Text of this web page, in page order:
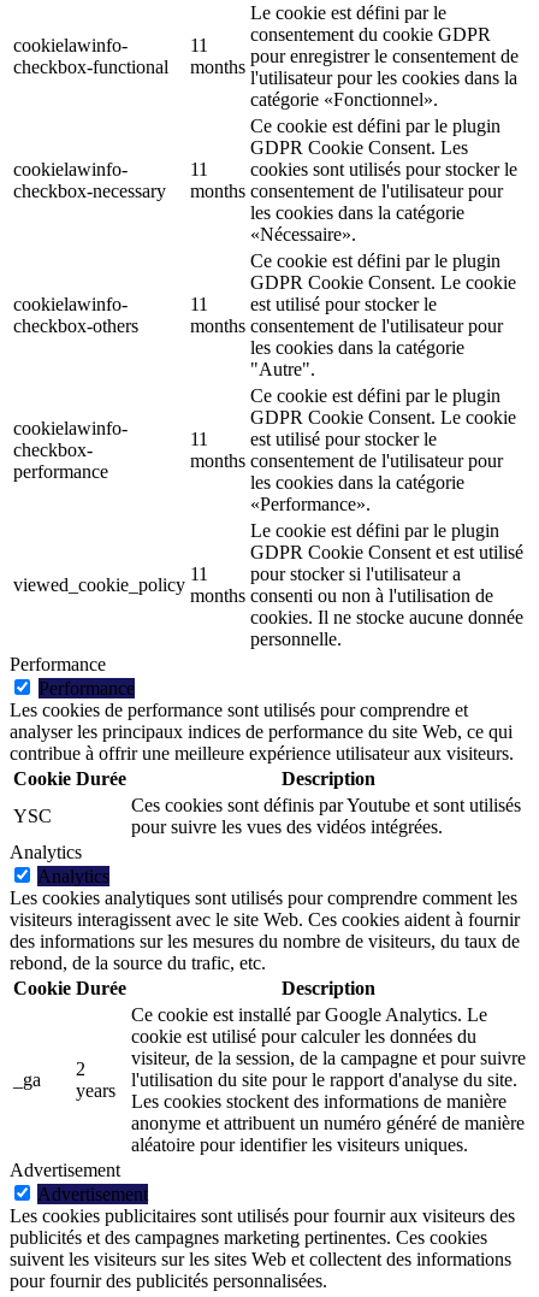
cookielawinfo-
checkbox-functional
11
months
Le cookie est défini par le
consentement du cookie GDPR
pour enregistrer le consentement de
l'utilisateur pour les cookies dans la
catégorie «Fonctionnel».
cookielawinfo-
checkbox-necessary
11
months
Ce cookie est défini par le plugin
GDPR Cookie Consent. Les
cookies sont utilisés pour stocker le
consentement de l'utilisateur pour
les cookies dans la catégorie
«Nécessaire».
cookielawinfo-
checkbox-others
11
months
Ce cookie est défini par le plugin
GDPR Cookie Consent. Le cookie
est utilisé pour stocker le
consentement de l'utilisateur pour
les cookies dans la catégorie
"Autre".
cookielawinfo-
checkbox-
performance
11
months
Ce cookie est défini par le plugin
GDPR Cookie Consent. Le cookie
est utilisé pour stocker le
consentement de l'utilisateur pour
les cookies dans la catégorie
«Performance».
viewed_cookie_policy
11
months
Le cookie est défini par le plugin
GDPR Cookie Consent et est utilisé
pour stocker si l'utilisateur a
consenti ou non à l'utilisation de
cookies. Il ne stocke aucune donnée
personnelle.
Performance
Performance
Les cookies de performance sont utilisés pour comprendre et
analyser les principaux indices de performance du site Web, ce qui
contribue à offrir une meilleure expérience utilisateur aux visiteurs.
Cookie Durée
Description
YSC
Ces cookies sont définis par Youtube et sont utilisés
pour suivre les vues des vidéos intégrées.
Analytics
Analytics
Les cookies analytiques sont utilisés pour comprendre comment les
visiteurs interagissent avec le site Web. Ces cookies aident à fournir
des informations sur les mesures du nombre de visiteurs, du taux de
rebond, de la source du trafic, etc.
Cookie Durée Description
_ga
2
years
Ce cookie est installé par Google Analytics. Le
cookie est utilisé pour calculer les données du
visiteur, de la session, de la campagne et pour suivre
l'utilisation du site pour le rapport d'analyse du site.
Les cookies stockent des informations de manière
anonyme et attribuent un numéro généré de manière
aléatoire pour identifier les visiteurs uniques.
Advertisement
Advertisement
Les cookies publicitaires sont utilisés pour fournir aux visiteurs des
publicités et des campagnes marketing pertinentes. Ces cookies
suivent les visiteurs sur les sites Web et collectent des informations
pour fournir des publicités personnalisées.